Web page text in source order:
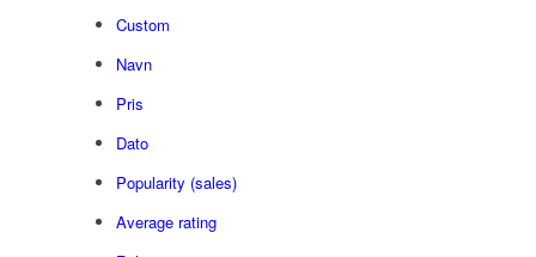
Custom
Navn
Pris
Dato
Popularity (sales)
Average rating